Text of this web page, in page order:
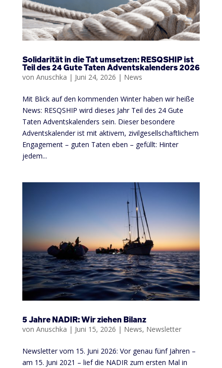
Solidarität in die Tat umsetzen: RESQSHIP ist
Teil des 24 Gute Taten Adventskalenders 2026
von Anuschka | Juni 24, 2026 | News
Mit Blick auf den kommenden Winter haben wir heiße
News: RESQSHIP wird dieses Jahr Teil des 24 Gute
Taten Adventskalenders sein. Dieser besondere
Adventskalender ist mit aktivem, zivilgesellschaftlichem
Engagement – guten Taten eben – gefüllt: Hinter
jedem...
5 Jahre NADIR: Wir ziehen Bilanz
von Anuschka | Juni 15, 2026 | News, Newsletter
Newsletter vom 15. Juni 2026: Vor genau fünf Jahren –
am 15. Juni 2021 – lief die NADIR zum ersten Mal in